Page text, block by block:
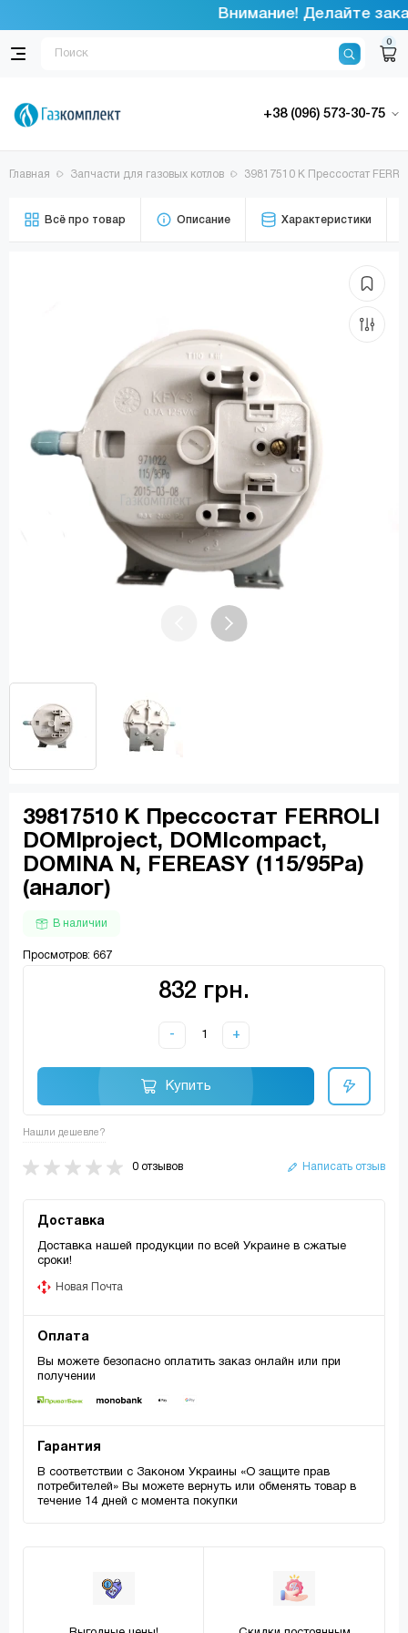
Внимание! Делайте
0
+38 (096) 573-30-75
Главная Запчасти для газовых котлов 39817510 К Прессостат
Всё про товар Описание Характеристики
39817510 К Прессостат FERROLI
DOMIproject, DOMIcompact,
DOMINA N, FEREASY (115/95Pa)
(аналог)
В наличии
Просмотров: 667
832 грн.
- +
Купить
Нашли дешевле?
0 отзывов Написать отзыв
Доставка
Доставка нашей продукции по всей Украине в сжатые
сроки!
Новая Почта
Оплата
Вы можете безопасно оплатить заказ онлайн или при
получении
Гарантия
В соответствии с Законом Украины «О защите прав
потребителей» Вы можете вернуть или обменять товар в
течение 14 дней с момента покупки